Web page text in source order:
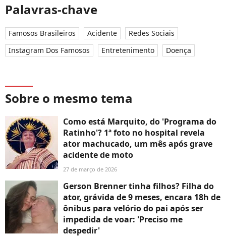
Palavras-chave
Famosos Brasileiros Acidente
Redes Sociais
Instagram Dos Famosos
Entretenimento Doença
Sobre o mesmo tema
Como está Marquito, do 'Programa do
Ratinho'? 1ª foto no hospital revela
ator machucado, um mês após grave
acidente de moto
27 de março de 2026
Gerson Brenner tinha filhos? Filha do
ator, grávida de 9 meses, encara 18h de
ônibus para velório do pai após ser
impedida de voar: 'Preciso me
despedir'